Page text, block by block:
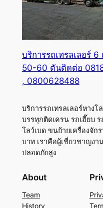
บริการรถเทรลเลอร์
50-60 ตันติดต่อ
, 0800628488
บริการรถเทรลเลอร์หางโ
บรรทุกติดเครน รถเฮี๊ยบ
โลว์เบด ขนย้ายเครื่องจั
บาท เราคือผู้เชี่ยวชาญง
ปลอดภัยสูง
About
Team
History